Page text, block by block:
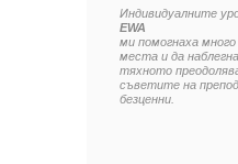
Индивидуалните
EWA
ми помогнаха
места и да
тяхното
съветите на
безценни.